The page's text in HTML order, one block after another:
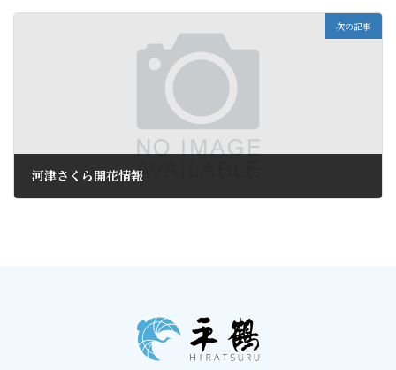
次の記事
河津さくら開花情報